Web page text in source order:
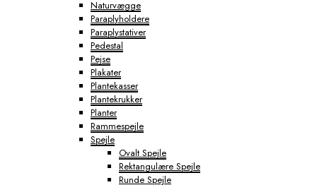
Naturvægge
Paraplyholdere
Paraplystativer
Pedestal
Pejse
Plakater
Plantekasser
Plantekrukker
Planter
Rammespejle
Spejle
Ovalt Spejle
Rektangulære Spejle
Runde Spejle